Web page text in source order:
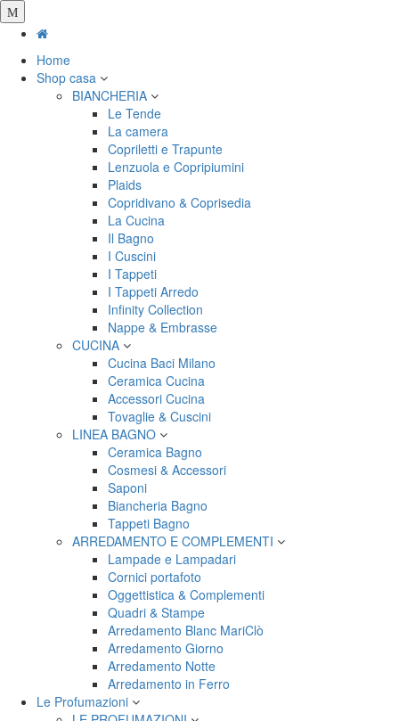
Salta
al
principaleHome
Shop casa
BIANCHERIA
Le Tende
La camera
Copriletti e Trapunte
Lenzuola e Copripiumini
Plaids
Copridivano & Coprisedia
La Cucina
Il Bagno
I Cuscini
I Tappeti
I Tappeti Arredo
Infinity Collection
Nappe & Embrasse
CUCINA
Cucina Baci Milano
Ceramica Cucina
Accessori Cucina
Tovaglie & Cuscini
LINEA BAGNO
Ceramica Bagno
Cosmesi & Accessori
Saponi
Biancheria Bagno
Tappeti Bagno
ARREDAMENTO E COMPLEMENTI
Lampade e Lampadari
Cornici portafoto
Oggettistica & Complementi
Quadri & Stampe
Arredamento Blanc MariClò
Arredamento Giorno
Arredamento Notte
Arredamento in Ferro
Le Profumazioni